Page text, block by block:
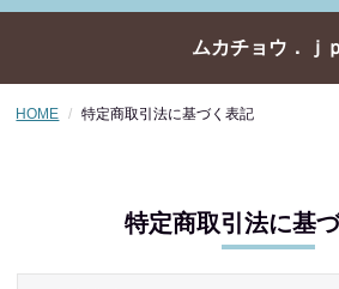
ムカチョウ．ｊｐ
HOME 特定商取引法に基づく表記
特定商取引法に基